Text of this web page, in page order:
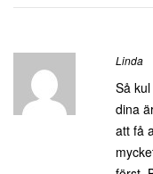
Linda
Så
dina
att få